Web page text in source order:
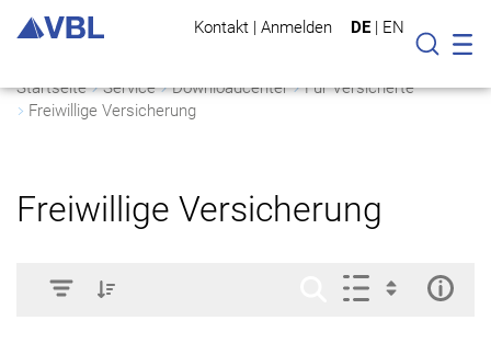
Kontakt | Anmelden DE | EN
Suche
Startseite Service Downloadcenter
Für Versicherte
Freiwillige Versicherung
Freiwillige Versicherung